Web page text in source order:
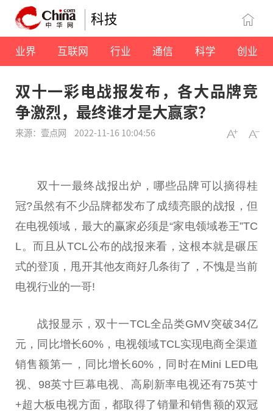
科技
业界 互联网 行业 通信 科学 创业
双十一彩电战报发布，各大品牌竞
争激烈，最终谁才是大赢家？
来源：壹点网 2022-11-16 10:04:56
双十一最终战报出炉，哪些品牌可以摘得桂
冠?虽然有不少品牌都发布了成绩亮眼的战报，但
在电视领域，最大的赢家必须是“家电领域卷王”TC
L。而且从TCL公布的战报来看，这根本就是碾压
式的登顶，甩开其他友商好几条街了，不愧是当前
电视行业的一哥!
战报显示，双十一TCL全品类GMV突破34亿
元，同比增长60%，电视领域TCL实现电商全渠道
销售额第一，同比增长60%，同时在Mini LED电
视、98英寸巨幕电视、高刷新率电视还有75英寸
+超大板电视方面，都取得了销量和销售额的双冠